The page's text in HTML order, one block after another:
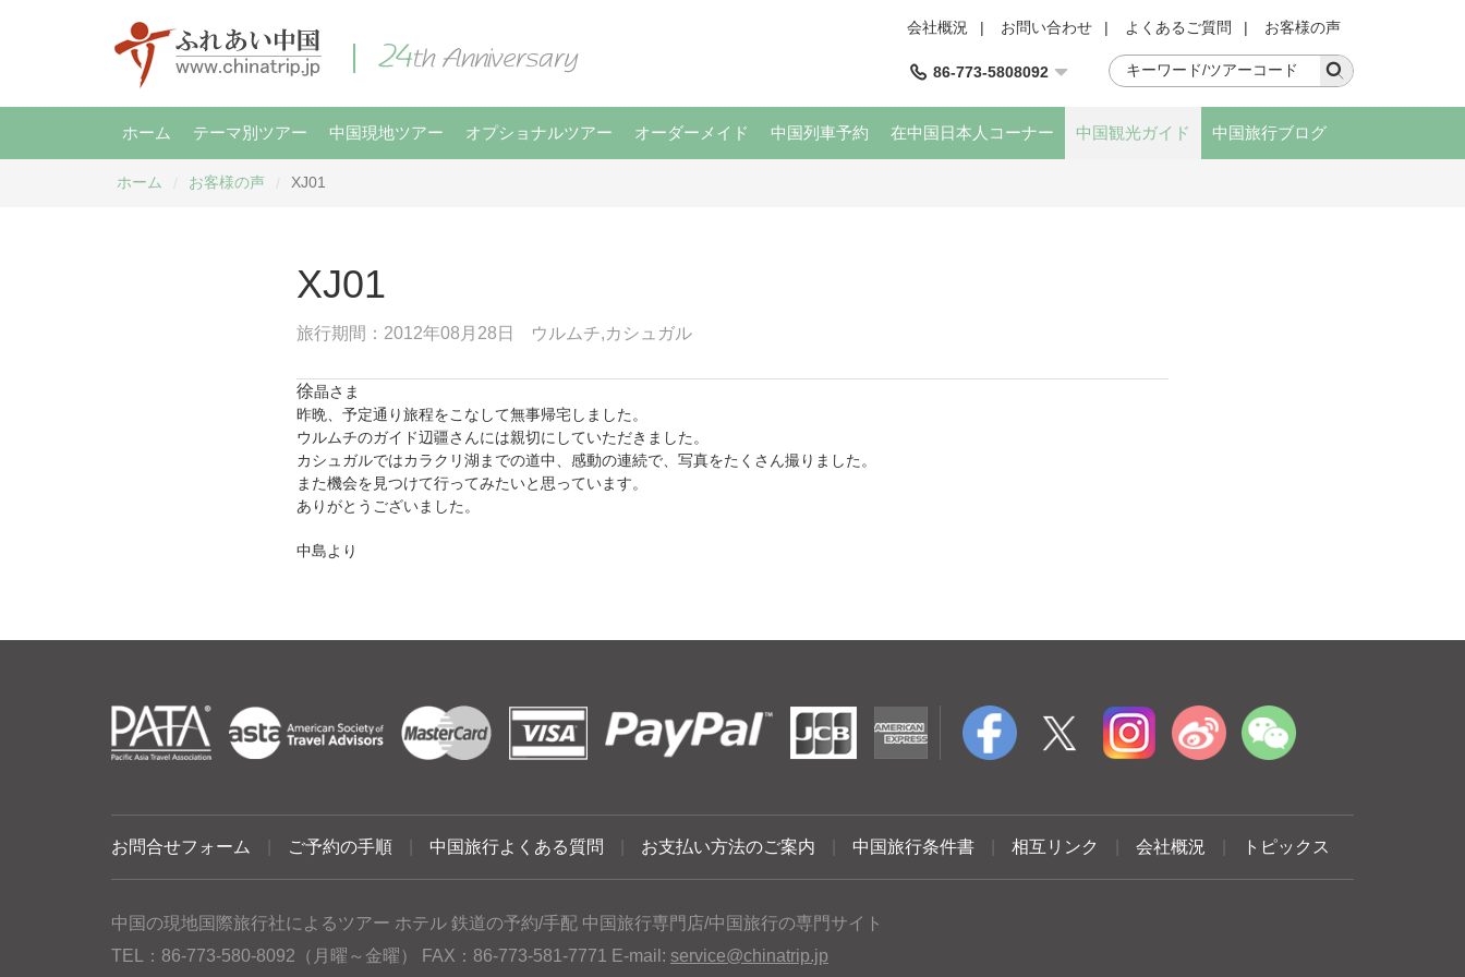
会社概況 | お問い合わせ | よくあるご質問 | お客様の声
86-773-5808092
ホーム テーマ別ツアー 中国現地ツアー オプショナルツアー オーダーメイド 中国列車予約 在中国日本人コーナー 中国観光ガイド 中国旅行ブログ
ホーム お客様の声 XJ01
XJ01
旅行期間：2012年08月28日 ウルムチ,カシュガル
徐晶さま
昨晩、予定通り旅程をこなして無事帰宅しました。
ウルムチのガイド辺疆さんには親切にしていただきました。
カシュガルではカラクリ湖までの道中、感動の連続で、写真をたくさん撮りました。
また機会を見つけて行ってみたいと思っています。
ありがとうございました。
中島より
お問合せフォーム ご予約の手順 中国旅行よくある質問 お支払い方法のご案内 中国旅行条件書 相互リンク 会社概況 トピックス
中国の現地国際旅行社によるツアー ホテル 鉄道の予約/手配 中国旅行専門店/中国旅行の専門サイト
TEL：86-773-580-8092（月曜～金曜） FAX：86-773-581-7771 E-mail: service@chinatrip.jp